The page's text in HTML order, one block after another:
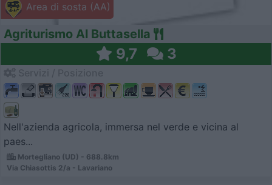
Area di sosta (AA)
Agriturismo Al Buttasella
9,7 3
Nell'azienda agricola, immersa nel verde e vicina al
paes...
Mortegliano (UD) - 688.8km
Via Chiasottis 2/a - Lavariano